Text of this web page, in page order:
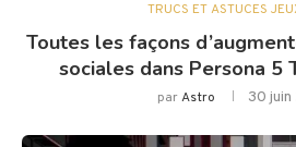
TRUCS ET ASTUCES
Toutes les façons
sociales dans Persona 5
parAstro 30